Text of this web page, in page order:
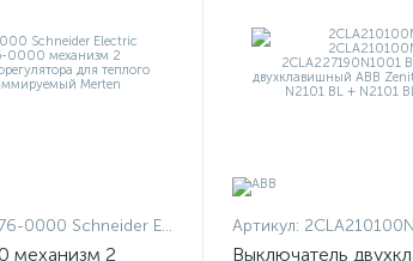
0000 Schneider Electric
механизм 2
Артикул: 2CLA210100N1101 +
Выключатель